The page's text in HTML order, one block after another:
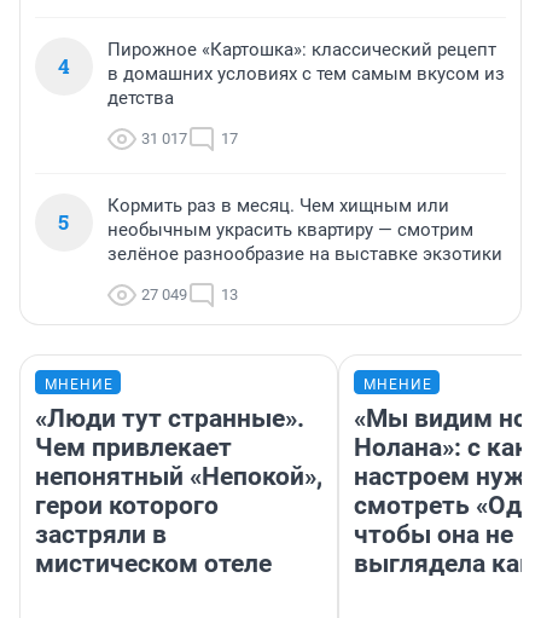
4
Пирожное «Картошка»: классический рецепт
в домашних условиях с тем самым вкусом из
детства
31 017 17
5
Кормить раз в месяц. Чем хищным или
необычным украсить квартиру — смотрим
зелёное разнообразие на выставке экзотики
27 049 13
МНЕНИЕ
«Люди тут странные».
Чем привлекает
непонятный «Непокой»,
герои которого
застряли в
мистическом отеле
МНЕНИЕ
«Мы видим
Нолана»: с
настроем
смотреть
чтобы она не
выглядела как